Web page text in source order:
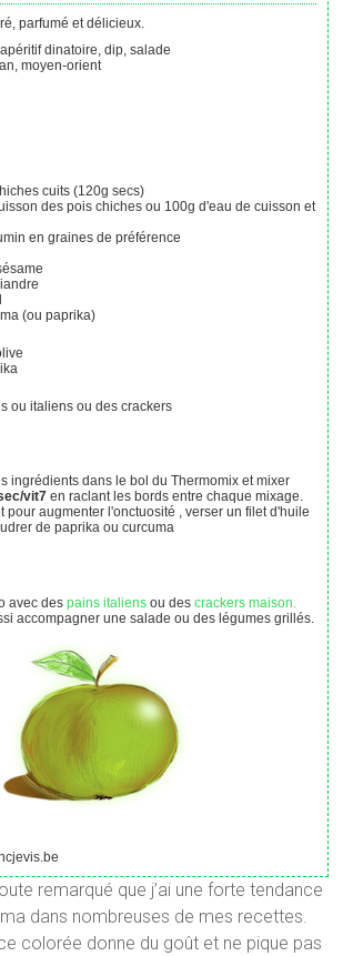
parfumé et délicieux.
dinatoire, dip, salade
moyen-orient
cuits (120g secs)
des pois chiches ou 100g d'eau de cuisson et
en graines de préférence
(ou paprika)
ou italiens ou des crackers
vit7 en raclant les bords entre chaque mixage.
de paprika ou curcuma
avec despains italiens ou descrackers maison.
accompagner une salade ou des légumes grillés.
remarqué que j’ai une forte tendance
dans nombreuses de mes recettes.
colorée donne du goût et ne pique pas